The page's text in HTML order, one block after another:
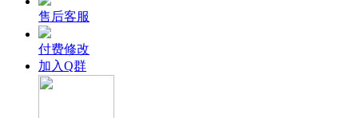
售后客服
付费修改
加入Q群